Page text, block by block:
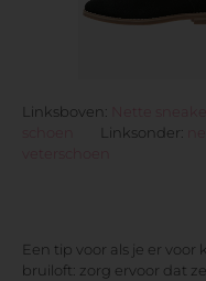
Linksboven: Nette sneaker
Linksonder:
veterschoen
Een tip voor als je er
bruiloft: zorg ervoor dat